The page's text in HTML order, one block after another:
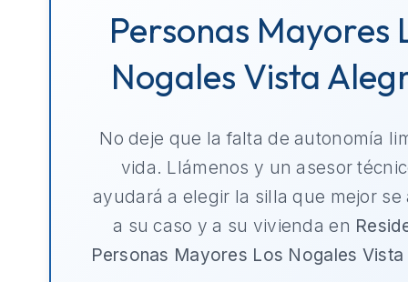
Personas Mayores
Nogales Vista
No deje que la falta de autonomía
vida. Llámenos y un asesor
ayudará a elegir la silla que mejor se
a su caso y a su vivienda en
Personas Mayores Los Nogales Vista